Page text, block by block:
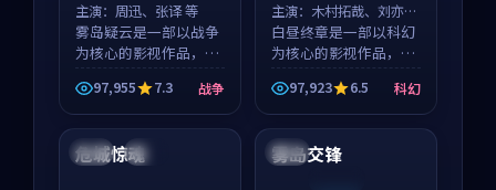
主演： 周迅、张译 等
雾岛疑云是一部以战争
为核心的影视作品，围
绕危机、反转与人物成
长展开，整体节奏紧
凑，值得推荐观看。
97,955 7.3 战争
主演： 木村拓哉、刘亦菲
等
白昼终章是一部以科幻
为核心的影视作品，围
绕危机、反转与人物成
长展开，整体节奏紧
凑，值得推荐观看。
97,923 6.5 科幻
法国 完结
危城惊魂
中国
雾岛交锋